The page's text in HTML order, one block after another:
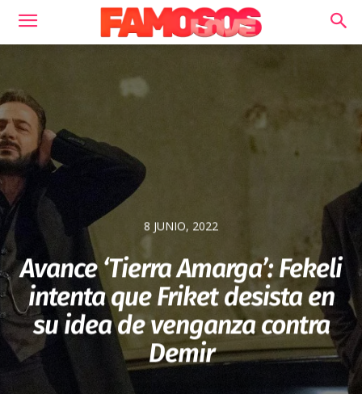
8 JUNIO, 2022
Avance ‘Tierra Amarga’: Fekeli
intenta que Friket desista en
su idea de venganza contra
Demir